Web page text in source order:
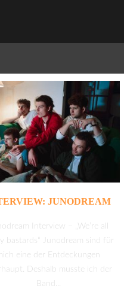
JUNODREAM
Interview – „We’re all
bastards“ Junodream sind für
eine der Entdeckungen
Deshalb musste ich der
Band...